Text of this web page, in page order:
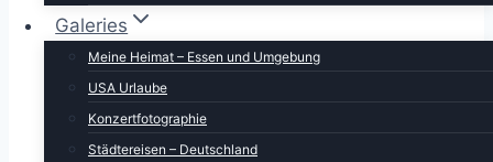
Galeries
Meine Heimat – Essen und Umgebung
USA Urlaube
Konzertfotographie
Städtereisen – Deutschland